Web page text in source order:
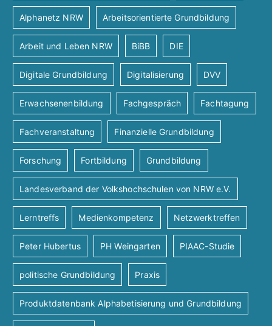
Alphanetz NRW Arbeitsorientierte Grundbildung
Arbeit und Leben NRW BiBB DIE
Digitale Grundbildung Digitalisierung DVV
Erwachsenenbildung Fachgespräch Fachtagung
Fachveranstaltung Finanzielle Grundbildung
Forschung Fortbildung Grundbildung
Landesverband der Volkshochschulen von NRW e.V.
Lerntreffs Medienkompetenz Netzwerktreffen
Peter Hubertus PH Weingarten PIAAC-Studie
politische Grundbildung Praxis
Produktdatenbank Alphabetisierung und Grundbildung